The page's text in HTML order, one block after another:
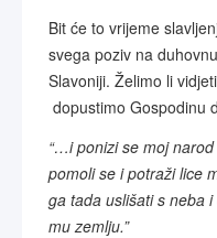
Bit će to vrijeme
svega poziv na
Slavoniji. Želimo li
dopustimo Gospodinu
“…i ponizi se moj
pomoli se i potraži lice
ga tada uslišati s neba
mu zemlju.”